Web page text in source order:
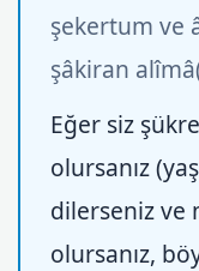
şekertum ve
şâkiran
Eğer siz
olursanız
dilerseniz ve
olursanız,